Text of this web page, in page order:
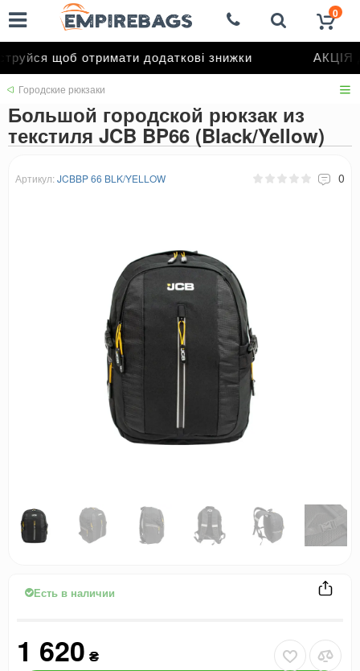
щоб отримати додаткові знижки АКЦІЯ
0
Городские рюкзаки
Большой городской рюкзак из
текстиля JCB BP66 (Black/Yellow)
Артикул: JCBBP 66 BLK/YELLOW 0
Есть в наличии
1 620 ₴